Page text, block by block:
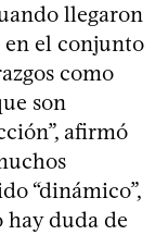
llegaron
en el conjunto
como
son
afirmó
“dinámico”,
hay duda de